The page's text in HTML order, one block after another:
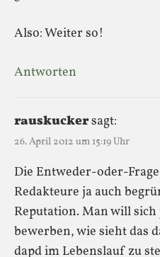
Also: Weiter so!
Antworten
rauskuckersagt:
26. April 2012 um 15:19 Uhr
Die Entweder-oder-
Redakteure ja auch
Reputation. Man will
bewerben, wie sieht das
dapd im Lebenslauf zu